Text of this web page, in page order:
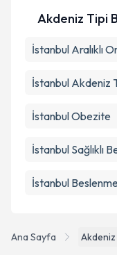
Ana Sayfa
Akdeniz Tipi
İstanbul Aralıklı
İstanbul Akdeniz
İstanbul Obezite
İstanbul Sağlıklı
İstanbul